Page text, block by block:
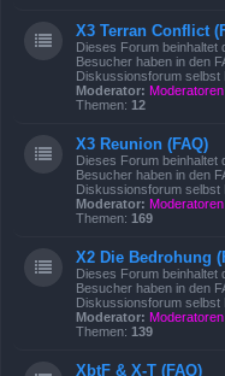
X3 Terran Conflict
Dieses Forum beinhaltet
Besucher haben in den
Diskussionsforum selbst
Moderator: Moderatoren
Themen: 12
X3 Reunion (FAQ)
Dieses Forum beinhaltet
Besucher haben in den
Diskussionsforum selbst
Moderator: Moderatoren
Themen: 169
X2 Die Bedrohung
Dieses Forum beinhaltet
Besucher haben in den
Diskussionsforum selbst
Moderator: Moderatoren
Themen: 139
XbtF & X-T (FAQ)